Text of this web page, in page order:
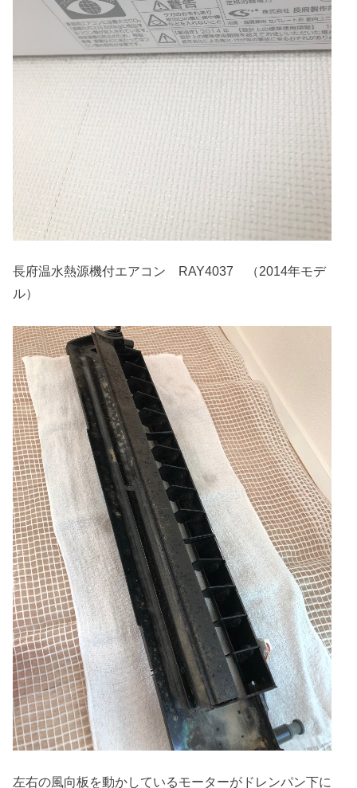
長府温水熱源機付エアコン RAY4037 （2014年モデ
ル）
左右の風向板を動かしているモーターがドレンパン下に